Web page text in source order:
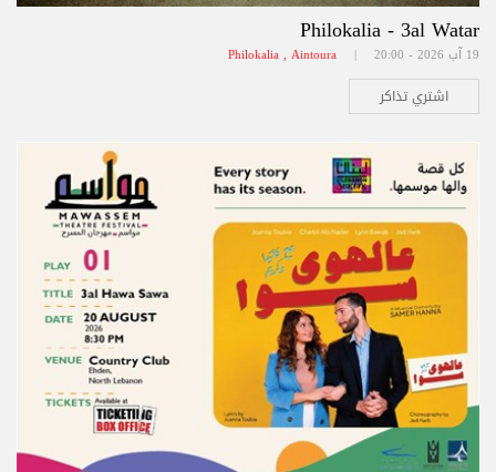
Philokalia - 3al Watar
19 آب 2026 - 20:00 | Philokalia , Aintoura
اشتري تذاكر